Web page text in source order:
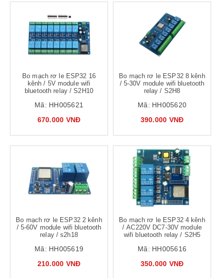
Bo mạch rơ le ESP32 16
kênh / 5V module wifi
bluetooth relay / S2H10
Mã: HH005621
670.000 VNĐ
Bo mạch rơ le ESP32 8 kênh
/ 5-30V module wifi bluetooth
relay / S2H8
Mã: HH005620
390.000 VNĐ
Bo mạch rơ le ESP32 2 kênh
/ 5-60V module wifi bluetooth
relay / s2h18
Mã: HH005619
210.000 VNĐ
Bo mạch rơ le ESP32 4 kênh
/ AC220V DC7-30V module
wifi bluetooth relay / S2H5
Mã: HH005616
350.000 VNĐ